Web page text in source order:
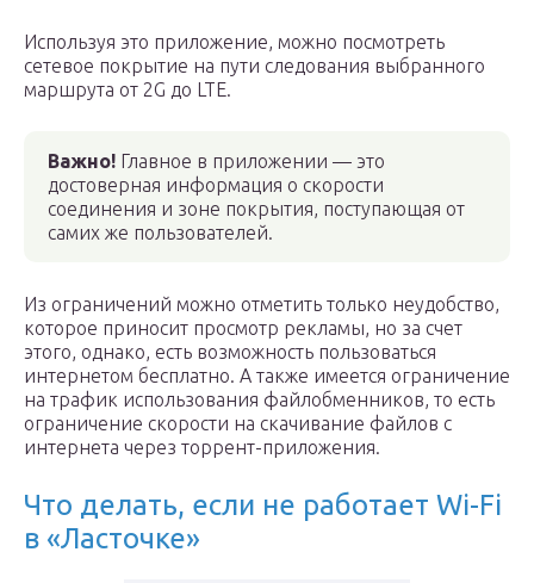
Используя это приложение, можно посмотреть
сетевое покрытие на пути следования выбранного
маршрута от 2G до LTE.
Важно! Главное в приложении — это
достоверная информация о скорости
соединения и зоне покрытия, поступающая от
самих же пользователей.
Из ограничений можно отметить только неудобство,
которое приносит просмотр рекламы, но за счет
этого, однако, есть возможность пользоваться
интернетом бесплатно. А также имеется ограничение
на трафик использования файлобменников, то есть
ограничение скорости на скачивание файлов с
интернета через торрент-приложения.
Что делать, если не работает Wi-Fi
в «Ласточке»